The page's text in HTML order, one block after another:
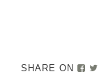
SHARE ON